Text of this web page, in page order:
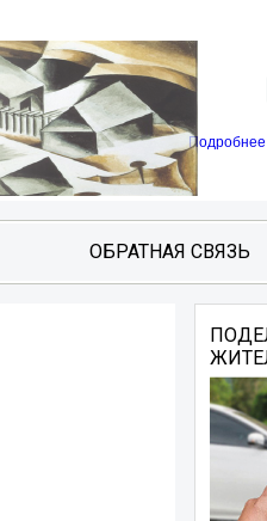
Подробнее
ОБРАТНАЯ СВЯЗЬ